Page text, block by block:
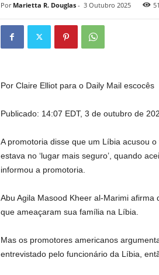
Por Marietta R. Douglas- 3 Outubro 2025 51
Por Claire Elliot para o Daily Mail escocês
Publicado: 14:07 EDT, 3 de outubro de
A promotoria disse que um Líbia acusou
estava no ‘lugar mais seguro’, quando
informou a promotoria.
Abu Agila Masood Kheer al-Marimi
que ameaçaram sua família na Líbia.
Mas os promotores americanos
entrevistado pelo funcionário da Líbia,